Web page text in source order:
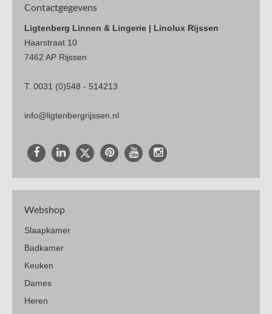
Contactgegevens
Ligtenberg Linnen & Lingerie | Linolux Rijssen
Haarstraat 10
7462 AP Rijssen
T. 0031 (0)548 - 514213
info@ligtenbergrijssen.nl
Webshop
Slaapkamer
Badkamer
Keuken
Dames
Heren